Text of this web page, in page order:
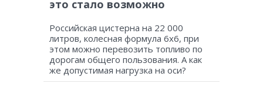
это стало возможно
Российская цистерна на 22 000
литров, колесная формула 6х6, при
этом можно перевозить топливо по
дорогам общего пользования. А как
же допустимая нагрузка на оси?